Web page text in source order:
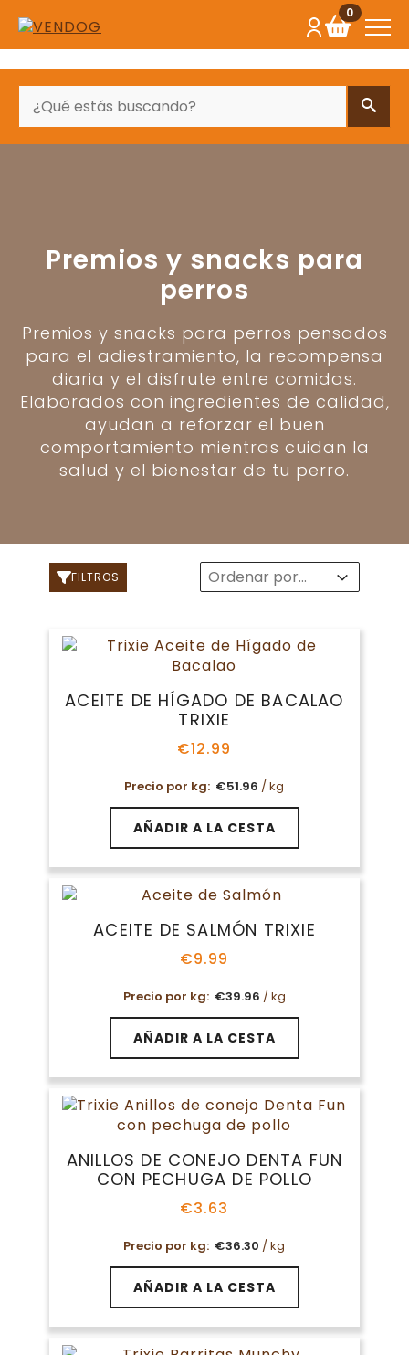
0
Premios y snacks para
perros
Premios y snacks para perros pensados
para el adiestramiento, la recompensa
diaria y el disfrute entre comidas.
Elaborados con ingredientes de calidad,
ayudan a reforzar el buen
comportamiento mientras cuidan la
salud y el bienestar de tu perro.
FILTROS Sort
Sort content
Sort content
ACEITE DE HÍGADO DE BACALAO
TRIXIE
€12.99
Precio por kg: €51.96 / kg
AÑADIR A LA CESTA
ACEITE DE SALMÓN TRIXIE
€9.99
Precio por kg: €39.96 / kg
AÑADIR A LA CESTA
ANILLOS DE CONEJO DENTA FUN
CON PECHUGA DE POLLO
€3.63
Precio por kg: €36.30 / kg
AÑADIR A LA CESTA